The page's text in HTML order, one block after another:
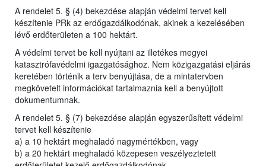
A rendelet 5. § (4) bekezdése alapján védelmi tervet kell
készítenie PRk az erdőgazdálkodónak, akinek a kezelésében
lévő erdőterületen a 100 hektárt.
A védelmi tervet be kell nyújtani az illetékes megyei
katasztrófavédelmi igazgatósághoz. Nem közigazgatási eljárás
keretében történik a terv benyújtása, de a mintatervben
megkövetelt információkat tartalmaznia kell a benyújtott
dokumentumnak.
A rendelet 5. § (7) bekezdése alapján egyszerűsített védelmi
tervet kell készítenie
a) a 10 hektárt meghaladó nagymértékben, vagy
b) a 20 hektárt meghaladó közepesen veszélyeztetett